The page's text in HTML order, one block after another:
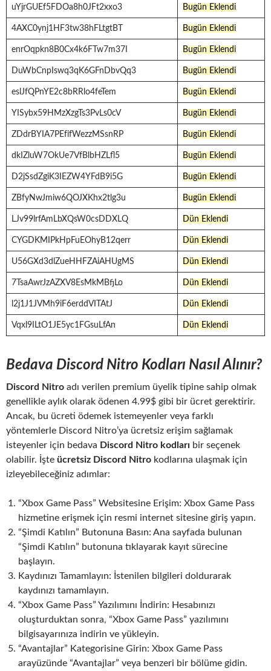
uYjrGUEf5FDOa8h0JFt2xxo3 Bugün Eklendi
4AXC0ynj1HF3tw38hFLtgtBT Bugün Eklendi
enrOqpkn8B0Cx4k6FTw7m37I Bugün Eklendi
DuWbCnpIswq3qK6GFnDbvQq3 Bugün Eklendi
eslJfQPnYE2c8bRRlo4feTem Bugün Eklendi
YISybx59HMzXzgTs3PvLs0cV Bugün Eklendi
ZDdrBYIA7PEfifWezzMSsnRP Bugün Eklendi
dkIZluW7OkUe7VfBlbHZLfl5 Bugün Eklendi
D2jSsdZgiK3IEZW4YFdB9i5G Bugün Eklendi
ZBfyNwJmiw6QOJXKhx2tlg3u Bugün Eklendi
LJv99lrfAmLbXQsW0csDDXLQ Dün Eklendi
CYGDKMIPkHpFuEOhyB12qerr Dün Eklendi
U56GXd3dlZueHHFZAiAHUgMS Dün Eklendi
7TsaAwrJzAZXV8EsMkMBfjLo Dün Eklendi
l2j1J1JVMh9iF6erddVITAtJ Dün Eklendi
Vqxl9ILtO1JE5yc1FGsuLfAn Dün Eklendi
Bedava Discord Nitro Kodları Nasıl Alınır?
Discord Nitro adı verilen premium üyelik tipine sahip olmak
genellikle aylık olarak ödenen 4.99$ gibi bir ücret gerektirir.
Ancak, bu ücreti ödemek istemeyenler veya farklı
yöntemlerle Discord Nitro’ya ücretsiz erişim sağlamak
isteyenler için bedava Discord Nitro kodları bir seçenek
olabilir. İşte ücretsiz Discord Nitro kodlarına ulaşmak için
izleyebileceğiniz adımlar:
“Xbox Game Pass” Websitesine Erişim: Xbox Game Pass
hizmetine erişmek için resmi internet sitesine giriş yapın.
“Şimdi Katılın” Butonuna Basın: Ana sayfada bulunan
“Şimdi Katılın” butonuna tıklayarak kayıt sürecine
başlayın.
Kaydınızı Tamamlayın: İstenilen bilgileri doldurarak
kaydınızı tamamlayın.
“Xbox Game Pass” Yazılımını İndirin: Hesabınızı
oluşturduktan sonra, “Xbox Game Pass” yazılımını
bilgisayarınıza indirin ve yükleyin.
“Avantajlar” Kategorisine Girin: Xbox Game Pass
arayüzünde “Avantajlar” veya benzeri bir bölüme gidin.